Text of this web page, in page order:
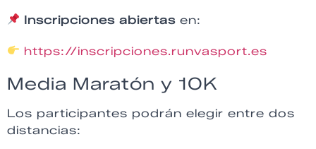
Inscripciones abiertas en:
https://inscripciones.runvasport.es
Media Maratón y 10K
Los participantes podrán elegir entre dos
distancias: